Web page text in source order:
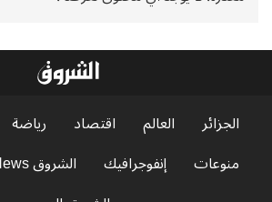
الجزائر العالم اقتصاد رياضة
منوعات
إنفوجرافيك الشروق News